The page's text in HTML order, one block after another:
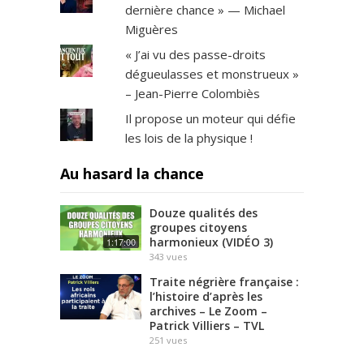
dernière chance » — Michael
Miguères
« J’ai vu des passe-droits
dégueulasses et monstrueux »
– Jean-Pierre Colombiès
Il propose un moteur qui défie
les lois de la physique !
Au hasard la chance
1:17:00
Douze qualités des
groupes citoyens
harmonieux (VIDÉO 3)
343 vues
Traite négrière française :
l’histoire d’après les
archives – Le Zoom –
Patrick Villiers – TVL
251 vues